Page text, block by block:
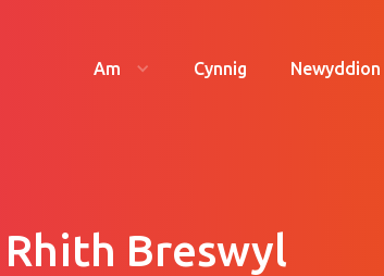
Am Cynnig Newyddion
Breswyl